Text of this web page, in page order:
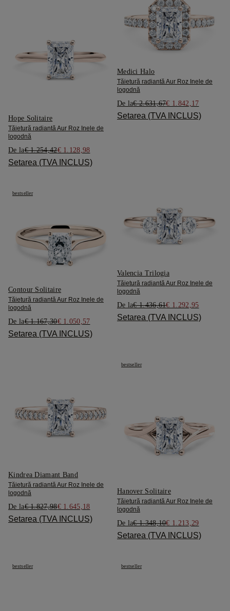
Hope Solitaire
Tăietură radiantă Aur Roz Inele de
logodnă
De la€ 1.254,42€ 1.128,98
Setarea (TVA INCLUS)
Medici Halo
Tăietură radiantă Aur Roz Inele de
logodnă
De la€ 2.631,67€ 1.842,17
Setarea (TVA INCLUS)
bestseller
Contour Solitaire
Tăietură radiantă Aur Roz Inele de
logodnă
De la€ 1.167,30€ 1.050,57
Setarea (TVA INCLUS)
Valencia Trilogia
Tăietură radiantă Aur Roz Inele de
logodnă
De la€ 1.436,61€ 1.292,95
Setarea (TVA INCLUS)
Kindrea Diamant Band
Tăietură radiantă Aur Roz Inele de
logodnă
De la€ 1.827,98€ 1.645,18
Setarea (TVA INCLUS)
bestseller
Hanover Solitaire
Tăietură radiantă Aur Roz Inele de
logodnă
De la€ 1.348,10€ 1.213,29
Setarea (TVA INCLUS)
bestseller bestseller